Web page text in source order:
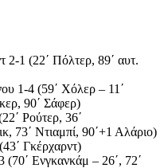
2-1 (22΄ Πόλτερ, 89΄ αυτ.
1-4 (59΄ Χόλερ – 11΄
90΄ Σάφερ)
Ρούτερ, 36΄
73΄ Ντιαμπί, 90΄+1 Αλάριο)
Γκέρχαρντ)
(70΄ Ενγκανκάμ – 26΄, 72΄